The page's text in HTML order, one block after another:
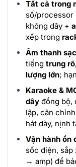
Tất cả trong
số/processor
không dây +
xếp trong
Âm thanh
tiếng trung
lượng lớn;
Karaoke &
dâyđồng bộ,
lập, cân chỉnh
hát dày, nịnh
Vận hành ổn
sốc điện,
→ amp) để